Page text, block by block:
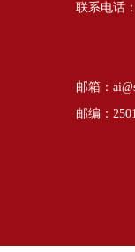
联系电话
（86）
（86）
邮箱：
邮编：